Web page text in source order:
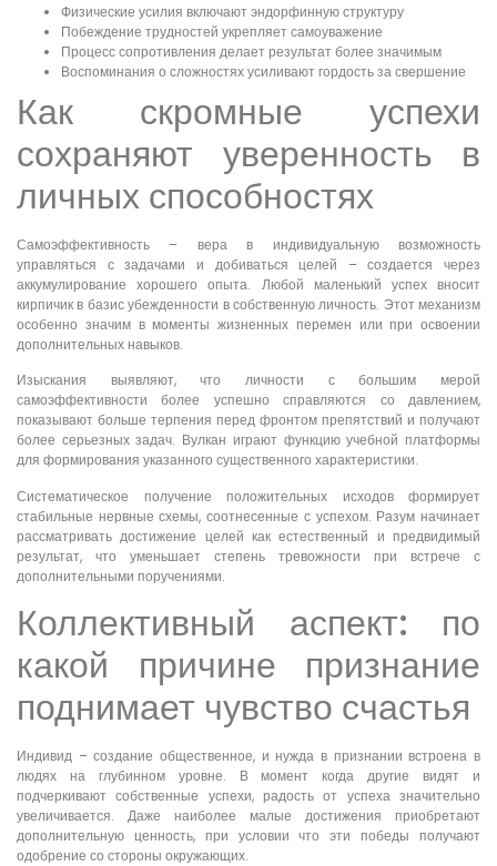
Физические усилия включают эндорфинную структуру
Побеждение трудностей укрепляет самоуважение
Процесс сопротивления делает результат более значимым
Воспоминания о сложностях усиливают гордость за свершение
Как скромные успехи
сохраняют уверенность в
личных способностях
Самоэффективность – вера в индивидуальную возможность
управляться с задачами и добиваться целей – создается через
аккумулирование хорошего опыта. Любой маленький успех вносит
кирпичик в базис убежденности в собственную личность. Этот механизм
особенно значим в моменты жизненных перемен или при освоении
дополнительных навыков.
Изыскания выявляют, что личности с большим мерой
самоэффективности более успешно справляются со давлением,
показывают больше терпения перед фронтом препятствий и получают
более серьезных задач. Вулкан играют функцию учебной платформы
для формирования указанного существенного характеристики.
Систематическое получение положительных исходов формирует
стабильные нервные схемы, соотнесенные с успехом. Разум начинает
рассматривать достижение целей как естественный и предвидимый
результат, что уменьшает степень тревожности при встрече с
дополнительными поручениями.
Коллективный аспект: по
какой причине признание
поднимает чувство счастья
Индивид – создание общественное, и нужда в признании встроена в
людях на глубинном уровне. В момент когда другие видят и
подчеркивают собственные успехи, радость от успеха значительно
увеличивается. Даже наиболее малые достижения приобретают
дополнительную ценность, при условии что эти победы получают
одобрение со стороны окружающих.